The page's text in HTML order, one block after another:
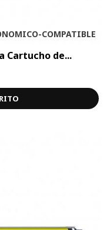
COMPATIBLE
Cartucho de...